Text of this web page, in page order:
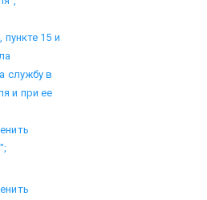
пункте 15 и
службу в
и при ее